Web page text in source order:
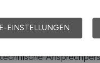
voran: Ob
der Standorte
EINSTELLUNGEN